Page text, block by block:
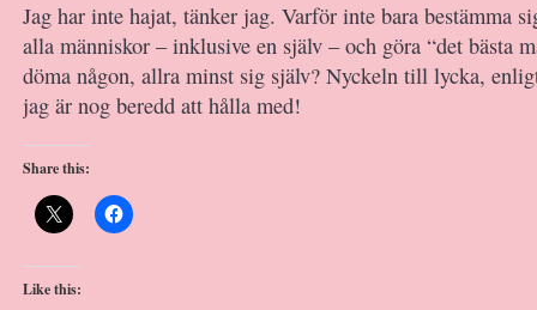
Jag har inte hajat, tänker jag. Varför inte bara bestämma
alla människor – inklusive en själv – och göra “det bästa
döma någon, allra minst sig själv? Nyckeln till lycka,
jag är nog beredd att hålla med!
Share this:
Like this: